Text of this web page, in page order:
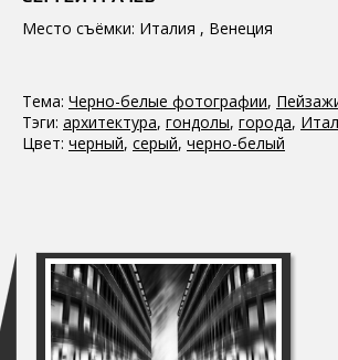
Место съёмки: Италия , Венеция
Тема: Черно-белые фотографии,
Тэги: архитектура, гондолы, города,
Цвет: черный, серый, черно-белый